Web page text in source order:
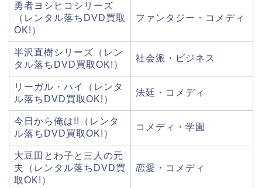
勇者ヨシヒコシリーズ
（レンタル落ちDVD買取
OK!）
ファンタジー・コメディ
半沢直樹シリーズ（レン
タル落ちDVD買取OK!）
社会派・ビジネス
リーガル・ハイ（レンタ
ル落ちDVD買取OK!）
法廷・コメディ
今日から俺は!!（レンタ
ル落ちDVD買取OK!）
コメディ・学園
大豆田とわ子と三人の元
夫（レンタル落ちDVD買
取OK!）
恋愛・コメディ